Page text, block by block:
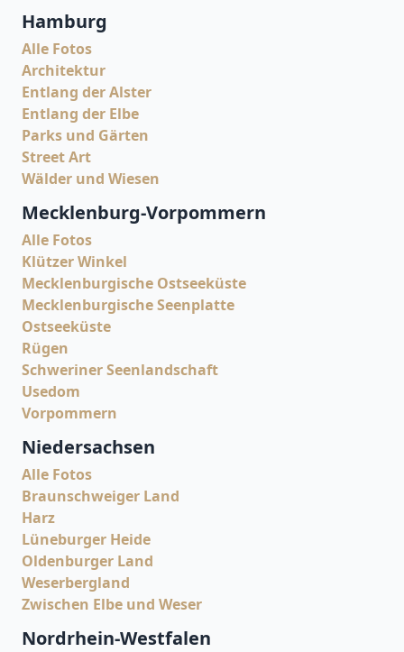
Hamburg
Alle Fotos
Architektur
Entlang der Alster
Entlang der Elbe
Parks und Gärten
Street Art
Wälder und Wiesen
Mecklenburg-Vorpommern
Alle Fotos
Klützer Winkel
Mecklenburgische Ostseeküste
Mecklenburgische Seenplatte
Ostseeküste
Rügen
Schweriner Seenlandschaft
Usedom
Vorpommern
Niedersachsen
Alle Fotos
Braunschweiger Land
Harz
Lüneburger Heide
Oldenburger Land
Weserbergland
Zwischen Elbe und Weser
Nordrhein-Westfalen